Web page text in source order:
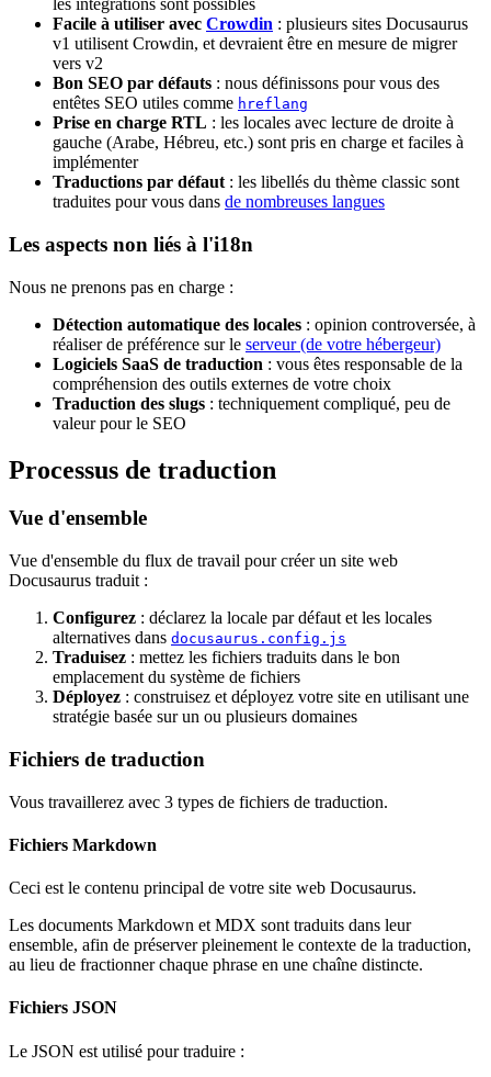
les intégrations sont possibles
Facile à utiliser avec Crowdin : plusieurs sites Docusaurus
v1 utilisent Crowdin, et devraient être en mesure de migrer
vers v2
Bon SEO par défauts : nous définissons pour vous des
entêtes SEO utiles comme hreflang
Prise en charge RTL : les locales avec lecture de droite à
gauche (Arabe, Hébreu, etc.) sont pris en charge et faciles à
implémenter
Traductions par défaut : les libellés du thème classic sont
traduites pour vous dans de nombreuses langues
Les aspects non liés à l'i18n
Nous ne prenons pas en charge :
Détection automatique des locales : opinion controversée, à
réaliser de préférence sur le serveur (de votre hébergeur)
Logiciels SaaS de traduction : vous êtes responsable de la
compréhension des outils externes de votre choix
Traduction des slugs : techniquement compliqué, peu de
valeur pour le SEO
Processus de traduction
Vue d'ensemble
Vue d'ensemble du flux de travail pour créer un site web
Docusaurus traduit :
Configurez : déclarez la locale par défaut et les locales
alternatives dans docusaurus.config.js
Traduisez : mettez les fichiers traduits dans le bon
emplacement du système de fichiers
Déployez : construisez et déployez votre site en utilisant une
stratégie basée sur un ou plusieurs domaines
Fichiers de traduction
Vous travaillerez avec 3 types de fichiers de traduction.
Fichiers Markdown
Ceci est le contenu principal de votre site web Docusaurus.
Les documents Markdown et MDX sont traduits dans leur
ensemble, afin de préserver pleinement le contexte de la traduction,
au lieu de fractionner chaque phrase en une chaîne distincte.
Fichiers JSON
Le JSON est utilisé pour traduire :